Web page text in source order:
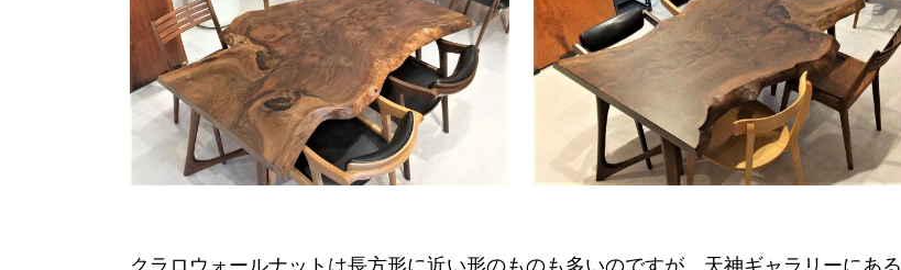
クラロウォールナットは長方形に近い形のものも多いのですが、天神ギャラリーにある